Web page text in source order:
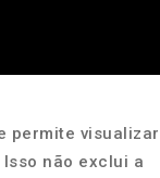
permite visualizar
não exclui a